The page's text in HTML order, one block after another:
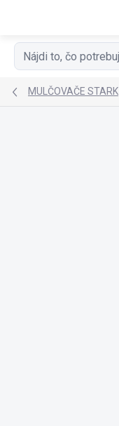
MULČOVAČE STARK